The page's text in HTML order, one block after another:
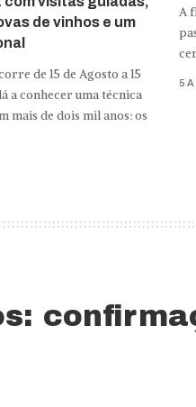
de vinhos e um
de 15 de Agosto a 15
a conhecer uma técnica
mais de dois mil anos: os
A
5